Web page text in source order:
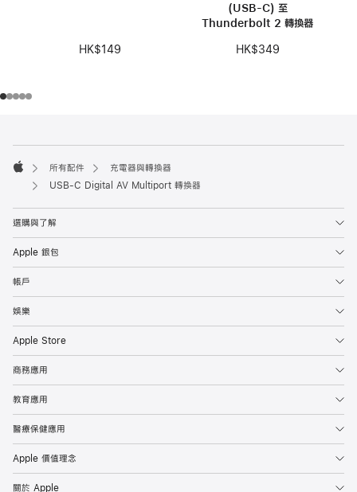
HK$149
(USB-C) 至
Thunderbolt 2 轉換器
HK$349
腳
Apple
所有配件
充電器與轉換器
USB-C Digital AV Multiport 轉換器
選購與了解
Apple 銀包
帳戶
娛樂
Apple Store
商務應用
教育應用
醫療保健應用
Apple 價值理念
關於 Apple